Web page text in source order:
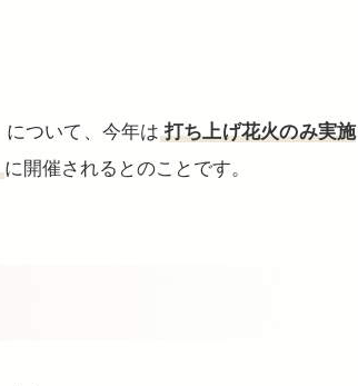
について、今年は 打ち上げ花火のみ実施
に開催されるとのことです。